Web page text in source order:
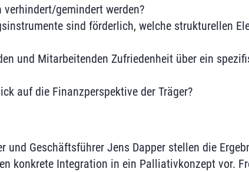
verhindert/gemindert werden?
sind förderlich, welche strukturellen
und Mitarbeitenden Zufriedenheit über ein
auf die Finanzperspektive der Träger?
und Geschäftsführer Jens Dapper stellen die
konkrete Integration in ein Palliativkonzept vor.